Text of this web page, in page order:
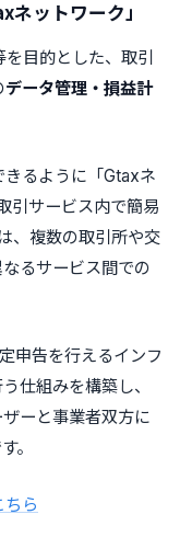
ネットワーク」
目的とした、取引
データ管理・損益計
きるように「Gtaxネ
引サービス内で簡易
、複数の取引所や交
るサービス間での
申告を行えるインフ
仕組みを構築し、
ーと事業者双方に
。
ちら